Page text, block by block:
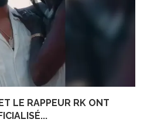
LE RAPPEUR RK ONT